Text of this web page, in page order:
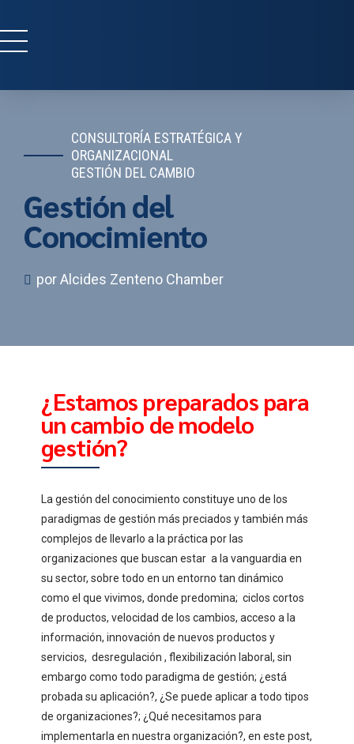
CONSULTORÍA ESTRATÉGICA Y
ORGANIZACIONAL
GESTIÓN DEL CAMBIO
Gestión del
Conocimiento
por Alcides Zenteno Chamber
¿Estamos preparados para
un cambio de modelo
gestión?
La gestión del conocimiento constituye uno de los
paradigmas de gestión más preciados y también más
complejos de llevarlo a la práctica por las
organizaciones que buscan estar a la vanguardia en
su sector, sobre todo en un entorno tan dinámico
como el que vivimos, donde predomina; ciclos cortos
de productos, velocidad de los cambios, acceso a la
información, innovación de nuevos productos y
servicios, desregulación , flexibilización laboral, sin
embargo como todo paradigma de gestión; ¿está
probada su aplicación?, ¿Se puede aplicar a todo tipos
de organizaciones?; ¿Qué necesitamos para
implementarla en nuestra organización?, en este post,